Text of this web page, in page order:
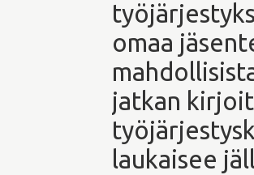
omaa
jatkan
laukaisee